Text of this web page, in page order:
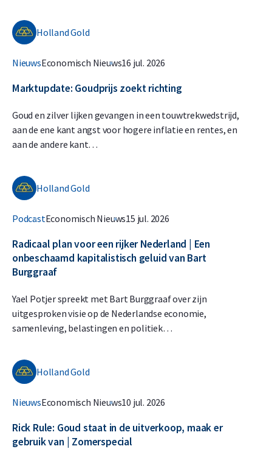
Holland Gold
NieuwsEconomisch Nieuws16 jul. 2026
Marktupdate: Goudprijs zoekt richting
Goud en zilver lijken gevangen in een touwtrekwedstrijd,
aan de ene kant angst voor hogere inflatie en rentes, en
aan de andere kant…
Holland Gold
PodcastEconomisch Nieuws15 jul. 2026
Radicaal plan voor een rijker Nederland | Een
onbeschaamd kapitalistisch geluid van Bart
Burggraaf
Yael Potjer spreekt met Bart Burggraaf over zijn
uitgesproken visie op de Nederlandse economie,
samenleving, belastingen en politiek…
Holland Gold
NieuwsEconomisch Nieuws10 jul. 2026
Rick Rule: Goud staat in de uitverkoop, maak er
gebruik van | Zomerspecial